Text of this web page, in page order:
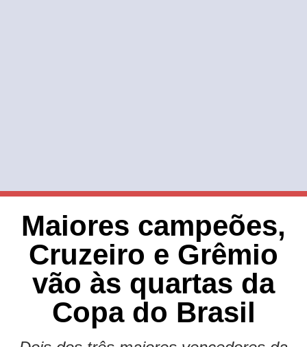
Maiores campeões,
Cruzeiro e Grêmio
vão às quartas da
Copa do Brasil